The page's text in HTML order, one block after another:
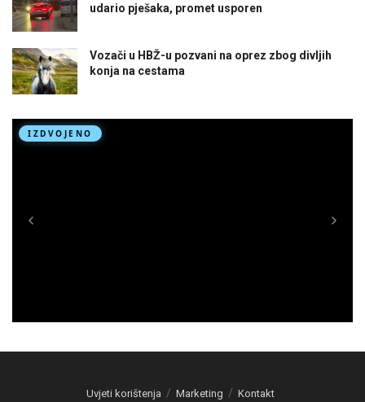
udario pješaka, promet usporen
Vozači u HBŽ-u pozvani na oprez zbog divljih
konja na cestama
Uvjeti korištenja Marketing Kontakt